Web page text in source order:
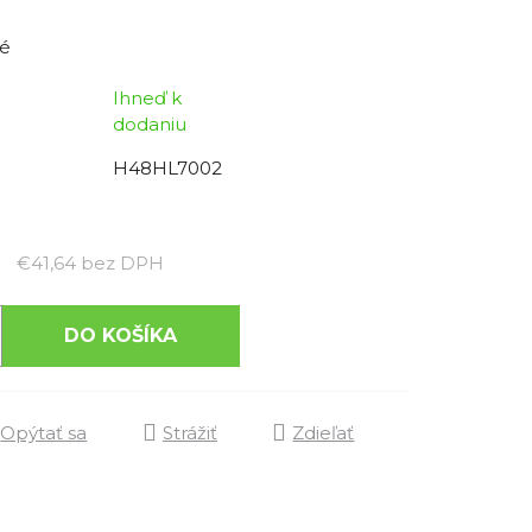
Ihneď k
dodaniu
H48HL7002
€41,64 bez DPH
DO KOŠÍKA
Opýtať sa Strážiť Zdieľať